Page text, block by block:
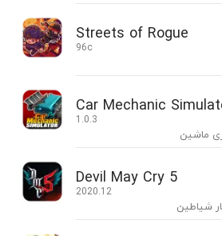
Streets of Rogue
96c
Car Mechanic
1.0.3
ماشین
Devil May Cry 5
2020.12
شیاطین